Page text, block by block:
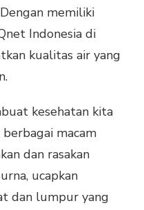
memiliki
Indonesia di
kualitas air yang
kesehatan kita
macam
dan rasakan
ucapkan
dan lumpur yang